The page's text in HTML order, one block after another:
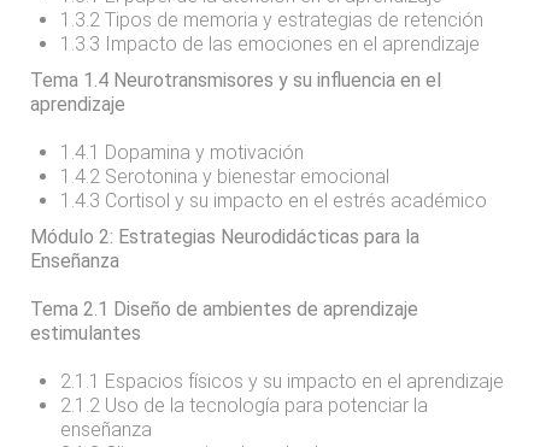
1.3.2 Tipos de memoria y estrategias de retención
1.3.3 Impacto de las emociones en el aprendizaje
Tema 1.4 Neurotransmisores y su influencia en el
aprendizaje
1.4.1 Dopamina y motivación
1.4.2 Serotonina y bienestar emocional
1.4.3 Cortisol y su impacto en el estrés académico
Módulo 2: Estrategias Neurodidácticas para la
Enseñanza
Tema 2.1 Diseño de ambientes de aprendizaje
estimulantes
2.1.1 Espacios físicos y su impacto en el aprendizaje
2.1.2 Uso de la tecnología para potenciar la
enseñanza